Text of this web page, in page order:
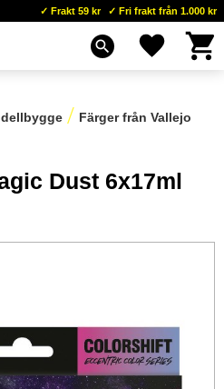
Frakt 59 kr Fri frakt från 1.000 kr
search Favoriter
Färger från Vallejo
Dust 6x17ml